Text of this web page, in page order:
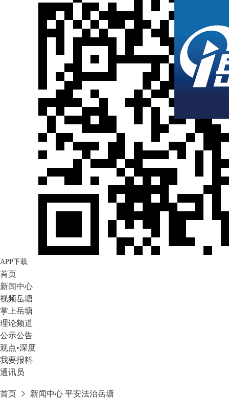
APP下载
首页
新闻中心
视频岳塘
掌上岳塘
理论频道
公示公告
观点•深度
我要报料
通讯员
首页 新闻中心 平安法治岳塘